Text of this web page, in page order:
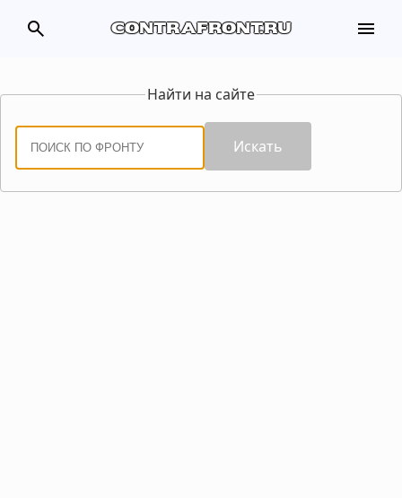
search contrafront.ru menu
Найти на сайте
Искать